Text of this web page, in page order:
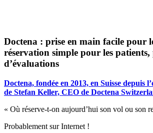
Doctena : prise en main facile pour
réservation simple pour les patients,
d’évaluations
Doctena, fondée en 2013, en Suisse depuis
de Stefan Keller, CEO de Doctena
« Où réserve-t-on aujourd’hui son vol ou son
Probablement sur Internet !